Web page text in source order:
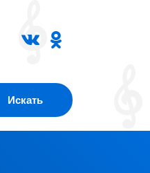
Искать